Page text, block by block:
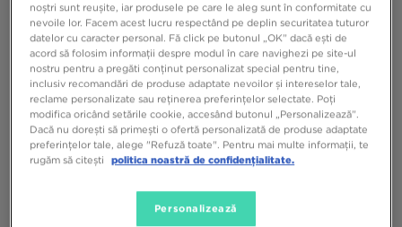
noștri sunt reușite, iar produsele pe care le aleg sunt în conformitate cu
nevoile lor. Facem acest lucru respectând pe deplin securitatea tuturor
datelor cu caracter personal. Fă click pe butonul „OK” dacă ești de
acord să folosim informații despre modul în care navighezi pe site-ul
nostru pentru a pregăti conținut personalizat special pentru tine,
inclusiv recomandări de produse adaptate nevoilor și intereselor tale,
reclame personalizate sau reținerea preferințelor selectate. Poți
modifica oricând setările cookie, accesând butonul „Personalizează”.
Dacă nu dorești să primești o ofertă personalizată de produse adaptate
preferințelor tale, alege "Refuză toate". Pentru mai multe informații, te
rugăm să citești
politica noastră de confidențialitate.
Personalizează